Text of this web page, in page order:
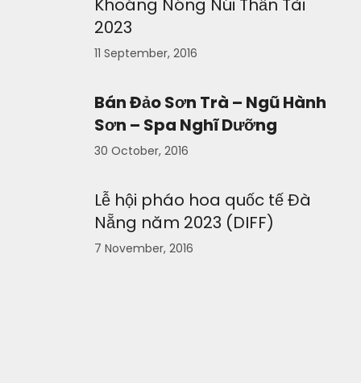
Khoáng Nóng Núi Thần Tài
2023
11 September, 2016
Bán Đảo Sơn Trà – Ngũ Hành
Sơn – Spa Nghĩ Dưỡng
30 October, 2016
Lễ hội pháo hoa quốc tế Đà
Nẵng năm 2023 (DIFF)
7 November, 2016